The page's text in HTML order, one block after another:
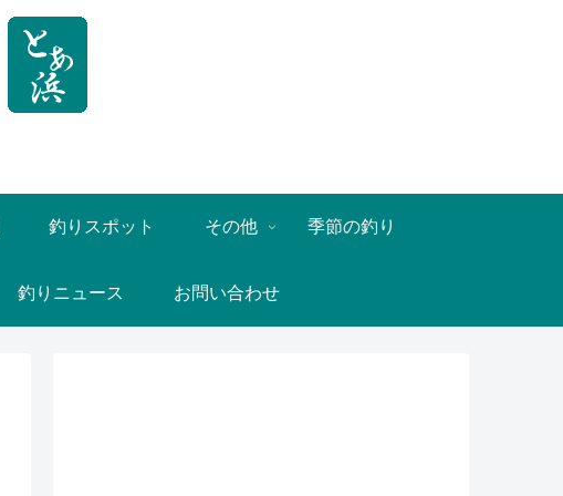
釣りスポット その他 季節の釣り
釣りニュース お問い合わせ